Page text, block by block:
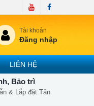
Tài khoản
Đăng nhập
LIÊN HỆ
Bảo trì
& Lắp đặt Tận